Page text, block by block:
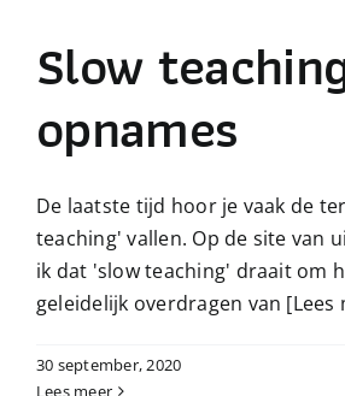
Slow
opnames
De laatste tijd hoor je vaak de
teaching' vallen. Op de site van
ik dat 'slow teaching' draait om
geleidelijk overdragen van [Lees
30 september, 2020
Lees meer